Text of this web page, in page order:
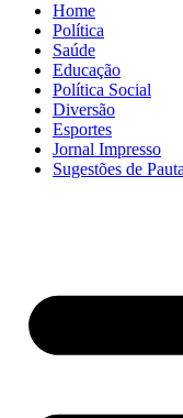
Home
Política
Saúde
Educação
Política Social
Diversão
Esportes
Jornal Impresso
Sugestões de Pauta